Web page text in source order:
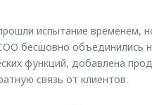
испытание временем,
бесшовно
функций, добавлена
связь от клиентов.